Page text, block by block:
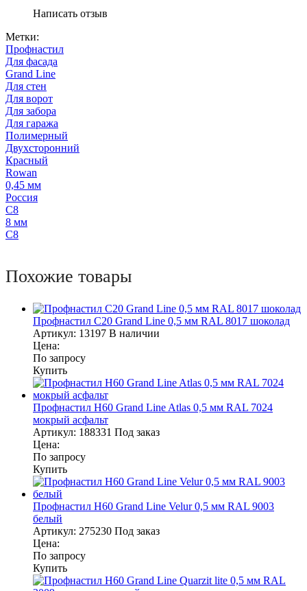
Написать отзыв
Метки:
Профнастил
Для фасада
Grand Line
Для стен
Для ворот
Для забора
Для гаража
Полимерный
Двухсторонний
Красный
Rowan
0,45 мм
Россия
С8
8 мм
С8
Похожие товары
Профнастил С20 Grand Line 0,5 мм RAL 8017 шоколад
Артикул: 13197 В наличии
Цена:
По запросу
Купить
Профнастил Н60 Grand Line Atlas 0,5 мм RAL 7024
мокрый асфальт
Артикул: 188331 Под заказ
Цена:
По запросу
Купить
Профнастил Н60 Grand Line Velur 0,5 мм RAL 9003
белый
Артикул: 275230 Под заказ
Цена:
По запросу
Купить